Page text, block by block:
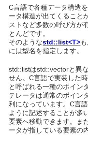
C言語で各種データ構造を
ータ構造が出てくること
ストなど多数の呼び方が
とんどです。
そのようなstd::list<T>
には型名を指定します。
std::listはstd::vectorと異
せん。C言語で実装した
と呼ばれる一種のポイン
テレータは通常のポイン
利になっています。C言
ように記述することが多
要素へ移動できます。ま
ータが指している要素の